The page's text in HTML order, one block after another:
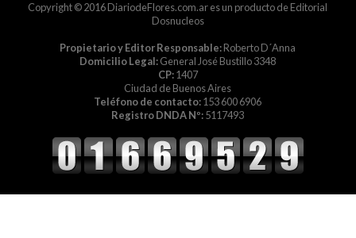
Copyright © 2016 DiariodeFlores.com.ar es un producto de Editorial
Dosnucleos
Propietario y Editor Responsable:Roberto D´Anna
Domicilio Legal:General José Bustillo 3348
CP:1407
Ciudad de Buenos Aires
Teléfono de contacto:153 600 6906
Registro DNDA Nº:5117493